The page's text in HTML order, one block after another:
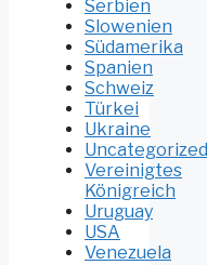
Serbien
Slowenien
Südamerika
Spanien
Schweiz
Türkei
Ukraine
Uncategorized
Vereinigtes
Königreich
Uruguay
USA
Venezuela